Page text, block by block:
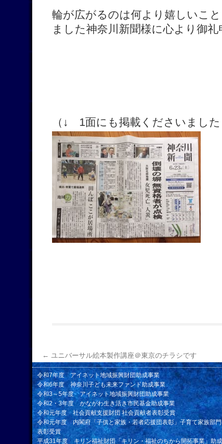
輪が広がるのは何より嬉しいこ
ました神奈川新聞様に心より御
（↓ 1面にも掲載くださいまし
← ユニバーサル絵本製作講座＠東京のチラシです
令和7年度 アイネット地域振興財団助成事業
令和6年度 神奈川子ども未来ファンド助成事業
令和3～5年度 アイネット地域振興財団助成事業
令和2・3年度 かながわ生き活き市民基金助成事業
令和元年度 社会貢献支援財団 社会貢献者表彰受賞
令和元年度 内閣府「子供と家族・若者応援団表彰」子育て家族部
表彰受賞
平成31年度 キリン福祉財団「キリン・福祉のちから開拓事業」助